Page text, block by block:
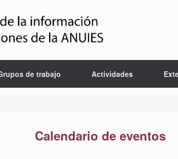
de trabajo Actividades
Calendario de eventos